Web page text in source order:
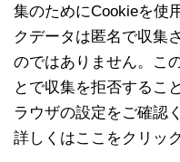
集のためにCookieを使
クデータは匿名で収集
のではありません。こ
とで収集を拒否するこ
ラウザの設定をご確認
詳しくはここをクリッ